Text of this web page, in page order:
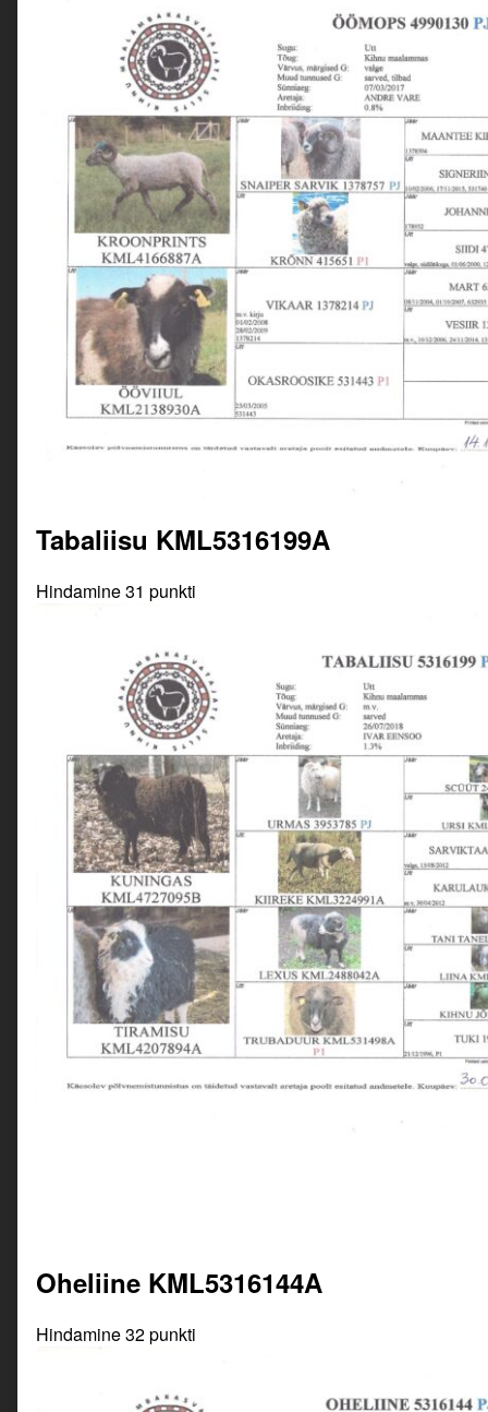
Tabaliisu KML5316199A
Hindamine 31 punkti
Oheliine KML5316144A
Hindamine 32 punkti